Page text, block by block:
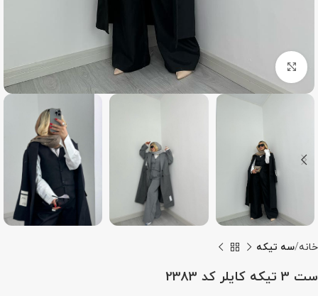
بزرگنمایی تصویر
خانه سه تيكه
ست 3 تیکه کایلر کد 2383